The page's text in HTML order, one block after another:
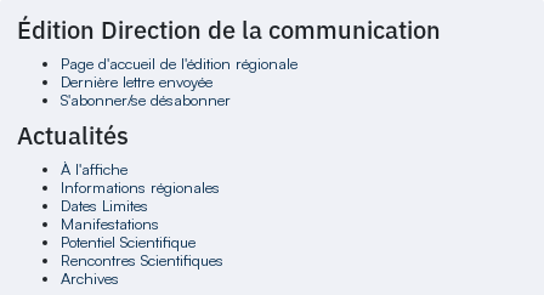
Édition Direction de la communication
Page d'accueil de l'édition régionale
Dernière lettre envoyée
S'abonner/se désabonner
Actualités
À l'affiche
Informations régionales
Dates Limites
Manifestations
Potentiel Scientifique
Rencontres Scientifiques
Archives